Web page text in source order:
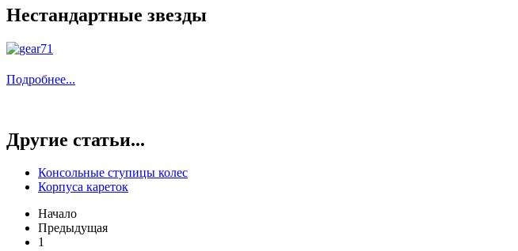
Нестандартные звезды
Подробнее...
Другие статьи...
Консольные ступицы колес
Корпуса кареток
Начало
Предыдущая
1